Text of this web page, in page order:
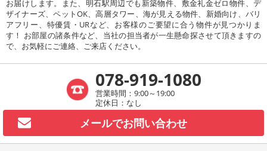
お届けします。また、明石駅周辺でも新築物件、敷金礼金ゼロ物件、デ
ザイナーズ、ペットOK、高層タワー、海が見える物件、新婚向け、バリ
アフリー、特優賃・URなど、お客様のご要望に合う物件が見つかりま
す！ お部屋の諸条件など、当社の担当者が一生懸命探させて頂きますの
で、お気軽にご連絡、ご来店ください。
078-919-1080
営業時間：9:00～19:00
定休日：なし
メールでお問い合わせ